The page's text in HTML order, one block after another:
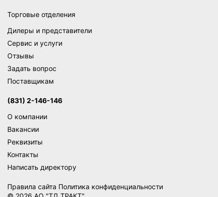
Торговые отделения
Дилеры и представители
Сервис и услуги
Отзывы
Задать вопрос
Поставщикам
(831) 2-146-146
О компании
Вакансии
Реквизиты
Контакты
Написать директору
Правила сайта Политика конфиденциальности